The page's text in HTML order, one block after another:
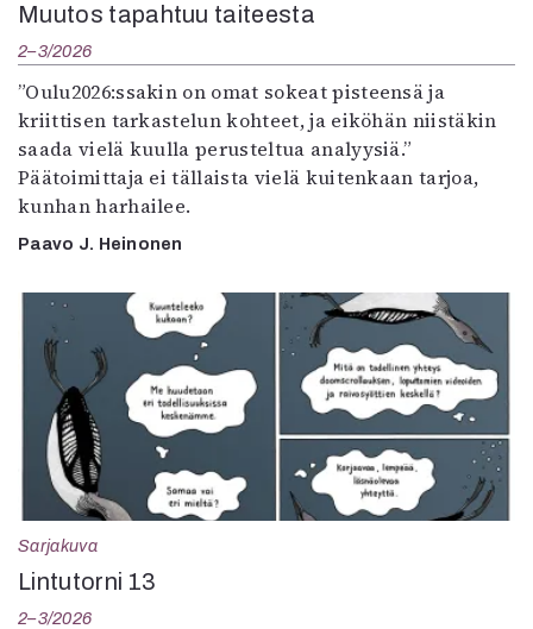
Muutos tapahtuu taiteesta
2–3/2026
”Oulu2026:ssakin on omat sokeat pisteensä ja
kriittisen tarkastelun kohteet, ja eiköhän niistäkin
saada vielä kuulla perusteltua analyysiä.”
Päätoimittaja ei tällaista vielä kuitenkaan tarjoa,
kunhan harhailee.
Paavo J. Heinonen
Sarjakuva
Lintutorni 13
2–3/2026